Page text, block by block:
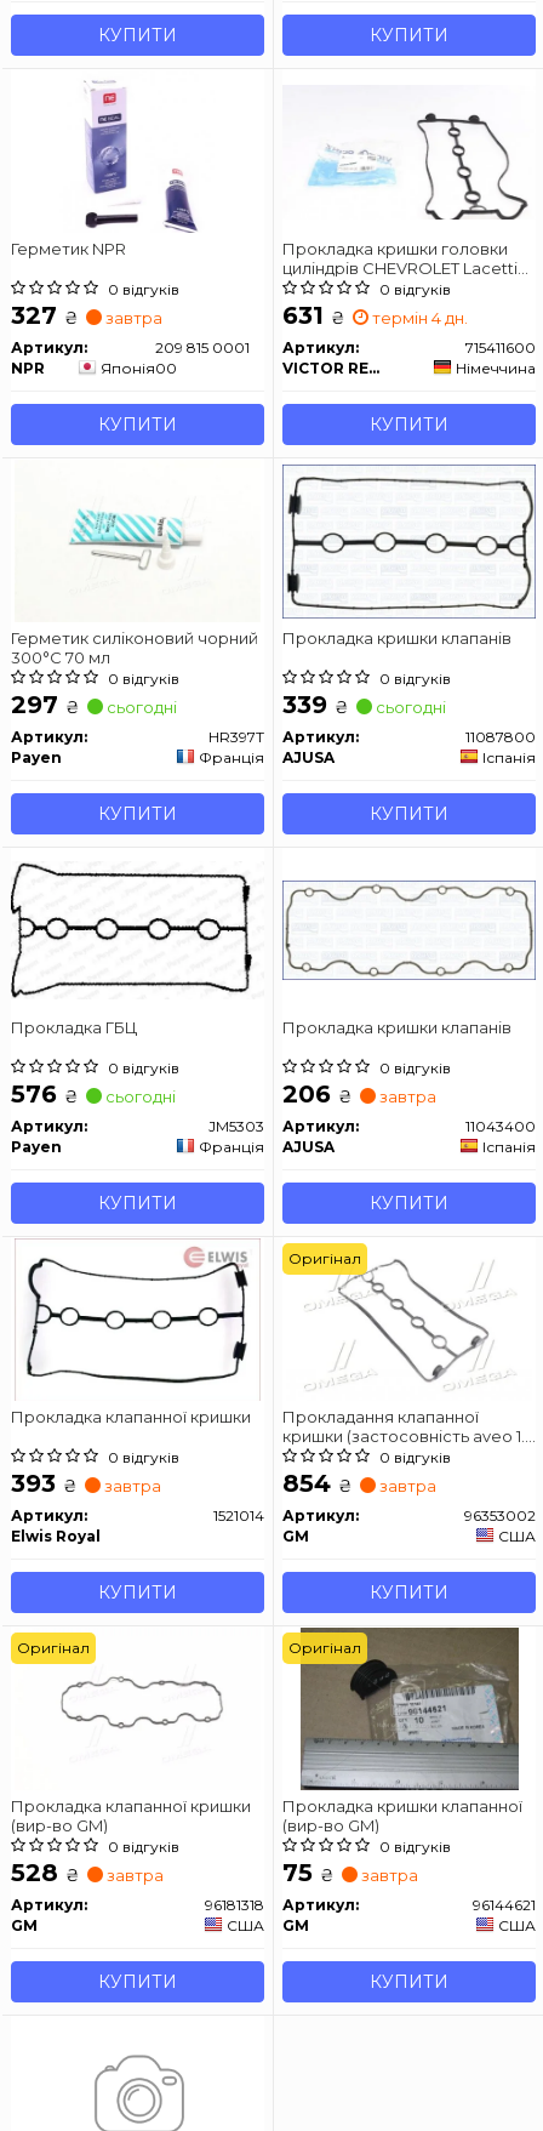
КУПИТИ КУПИТИ
Герметик NPR
0 відгуків
327 ₴ завтра
Артикул:
209 815 0001
00
NPR Японія
КУПИТИ
Прокладка кришки головки
циліндрів CHEVROLET Lacetti
1,6 F16D3
0 відгуків
631 ₴ термін 4 дн.
Артикул:
715411600
VICTOR REINZ
Німеччина
КУПИТИ
Герметик силіконовий чорний
300°C 70 мл
0 відгуків
297 ₴ сьогодні
Артикул:
HR397T
Payen
Франція
КУПИТИ
Прокладка кришки клапанів
0 відгуків
339 ₴ сьогодні
Артикул:
11087800
AJUSA
Іспанія
КУПИТИ
Прокладка ГБЦ
0 відгуків
576 ₴ сьогодні
Артикул:
JM5303
Payen
Франція
КУПИТИ
Прокладка кришки клапанів
0 відгуків
206 ₴ завтра
Артикул:
11043400
AJUSA
Іспанія
КУПИТИ
Прокладка клапанної кришки
0 відгуків
393 ₴ завтра
Артикул:
1521014
Elwis Royal
КУПИТИ
Прокладання клапанної
кришки (застосовність aveo 1.6
dohc/1.5 dohc lacetti)
0 відгуків
854 ₴ завтра
Артикул:
96353002
GM
США
КУПИТИ
Оригінал
Прокладка клапанної кришки
(вир-во GM)
0 відгуків
528 ₴ завтра
Артикул:
96181318
GM
США
КУПИТИ
Оригінал
Прокладка кришки клапанної
(вир-во GM)
0 відгуків
75 ₴ завтра
Артикул:
96144621
GM
США
КУПИТИ
Оригінал